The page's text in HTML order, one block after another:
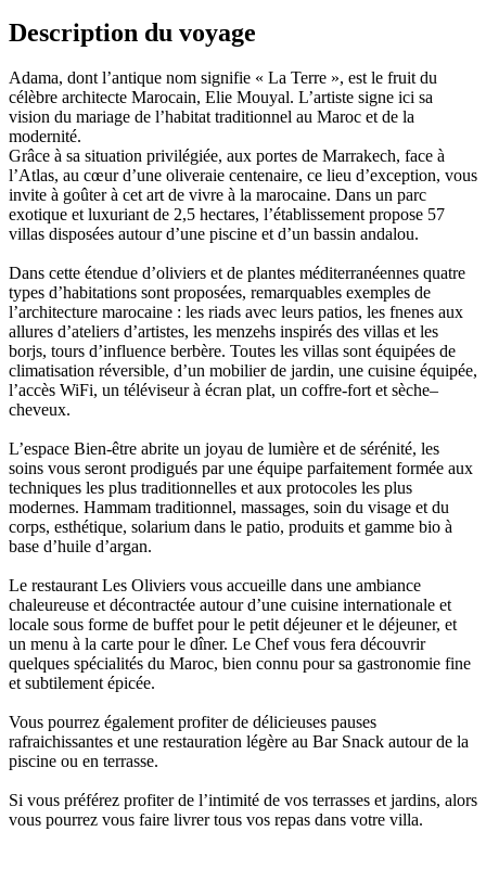
Description du voyage
Adama, dont l’antique nom signifie « La Terre », est le fruit du
célèbre architecte Marocain, Elie Mouyal. L’artiste signe ici sa
vision du mariage de l’habitat traditionnel au Maroc et de la
modernité.
Grâce à sa situation privilégiée, aux portes de Marrakech, face à
l’Atlas, au cœur d’une oliveraie centenaire, ce lieu d’exception, vous
invite à goûter à cet art de vivre à la marocaine. Dans un parc
exotique et luxuriant de 2,5 hectares, l’établissement propose 57
villas disposées autour d’une piscine et d’un bassin andalou.
Dans cette étendue d’oliviers et de plantes méditerranéennes quatre
types d’habitations sont proposées, remarquables exemples de
l’architecture marocaine : les riads avec leurs patios, les fnenes aux
allures d’ateliers d’artistes, les menzehs inspirés des villas et les
borjs, tours d’influence berbère. Toutes les villas sont équipées de
climatisation réversible, d’un mobilier de jardin, une cuisine équipée,
l’accès WiFi, un téléviseur à écran plat, un coffre-fort et sèche–
cheveux.
L’espace Bien-être abrite un joyau de lumière et de sérénité, les
soins vous seront prodigués par une équipe parfaitement formée aux
techniques les plus traditionnelles et aux protocoles les plus
modernes. Hammam traditionnel, massages, soin du visage et du
corps, esthétique, solarium dans le patio, produits et gamme bio à
base d’huile d’argan.
Le restaurant Les Oliviers vous accueille dans une ambiance
chaleureuse et décontractée autour d’une cuisine internationale et
locale sous forme de buffet pour le petit déjeuner et le déjeuner, et
un menu à la carte pour le dîner. Le Chef vous fera découvrir
quelques spécialités du Maroc, bien connu pour sa gastronomie fine
et subtilement épicée.
Vous pourrez également profiter de délicieuses pauses
rafraichissantes et une restauration légère au Bar Snack autour de la
piscine ou en terrasse.
Si vous préférez profiter de l’intimité de vos terrasses et jardins, alors
vous pourrez vous faire livrer tous vos repas dans votre villa.